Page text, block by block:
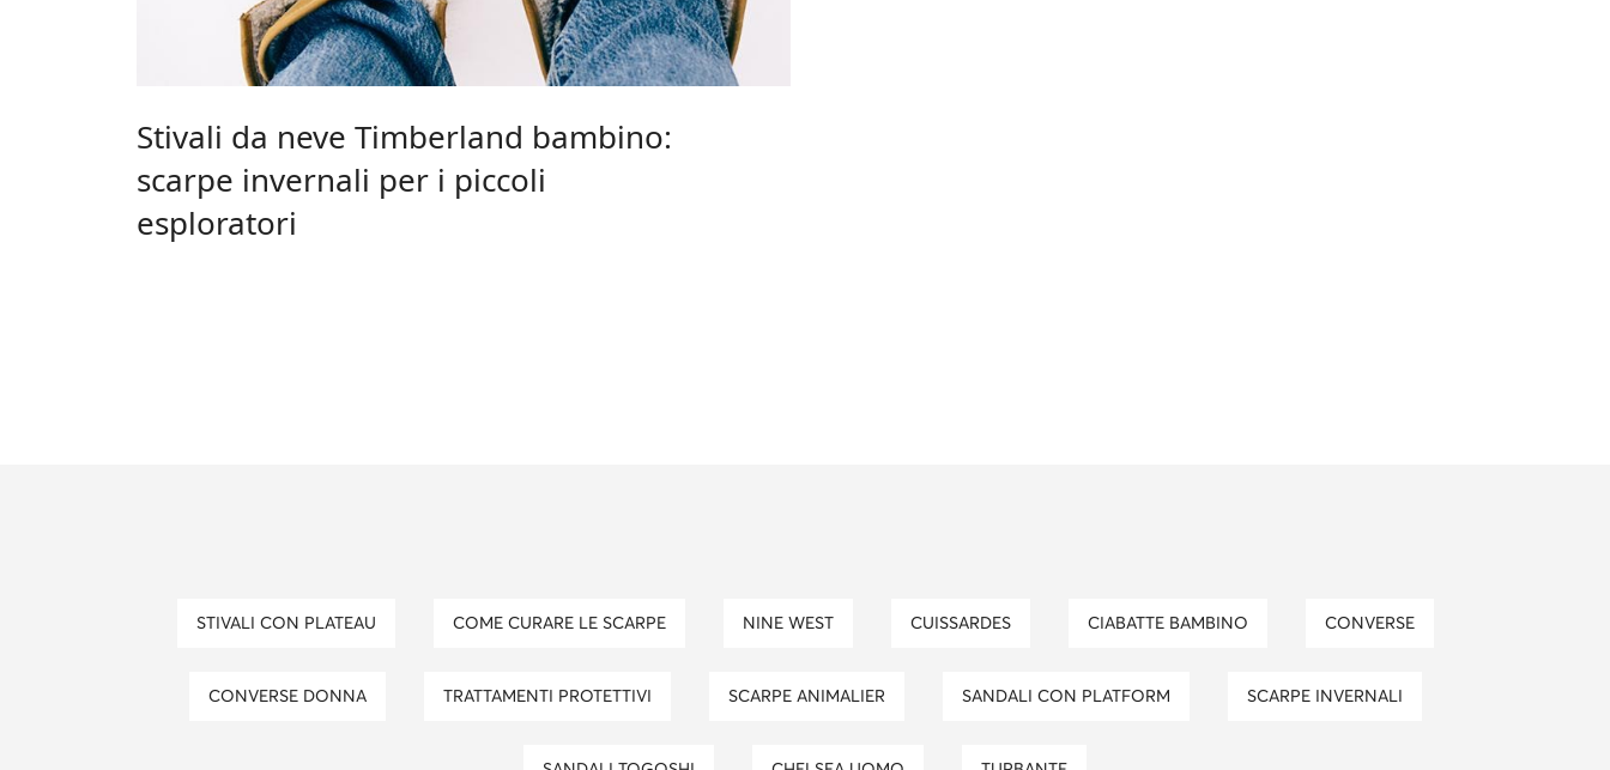
Stivali da neve Timberland bambino:
scarpe invernali per i piccoli
esploratori
STIVALI CON PLATEAU COME CURARE LE SCARPE NINE WEST CUISSARDES CIABATTE BAMBINO CONVERSE
CONVERSE DONNA TRATTAMENTI PROTETTIVI SCARPE ANIMALIER SANDALI CON PLATFORM SCARPE INVERNALI